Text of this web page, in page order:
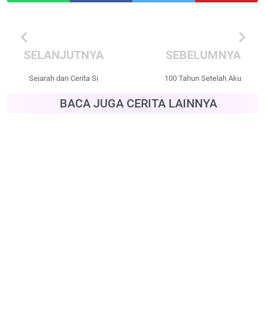
chevron_left
SELANJUTNYA
Sejarah dan Cerita Si
chevron_right
SEBELUMNYA
100 Tahun Setelah Aku
BACA JUGA CERITA LAINNYA